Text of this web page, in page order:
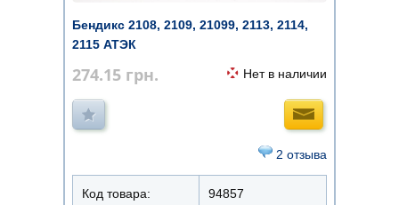
Бендикс 2108, 2109, 21099, 2113, 2114,
2115 АТЭК
274.15 грн. Нет в наличии
2 отзыва
Код товара: 94857